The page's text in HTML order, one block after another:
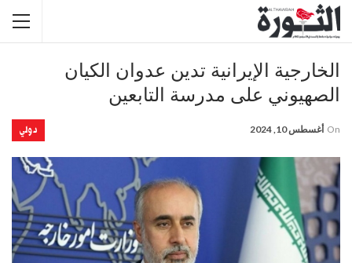
الخارجية الإيرانية تدين عدوان الكيان
الصهيوني على مدرسة التابعين
دولي On أغسطس 10, 2024